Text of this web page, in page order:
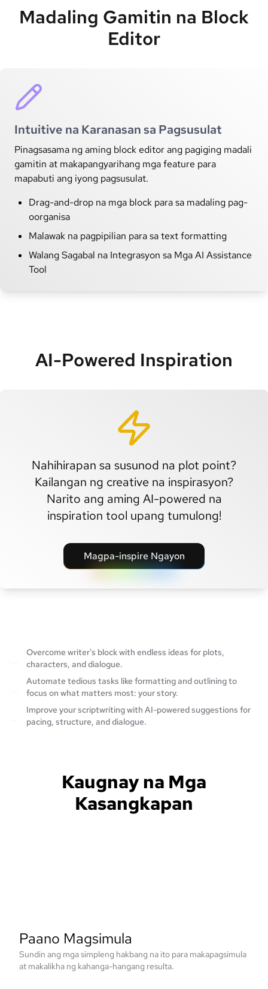
Madaling Gamitin na Block
Editor
Intuitive na Karanasan sa Pagsusulat
Pinagsasama ng aming block editor ang pagiging madali
gamitin at makapangyarihang mga feature para
mapabuti ang iyong pagsusulat.
Drag-and-drop na mga block para sa madaling pag-
oorganisa
Malawak na pagpipilian para sa text formatting
Walang Sagabal na Integrasyon sa Mga AI Assistance
Tool
AI-Powered Inspiration
Nahihirapan sa susunod na plot point?
Kailangan ng creative na inspirasyon?
Narito ang aming AI-powered na
inspiration tool upang tumulong!
Magpa-inspire Ngayon
Overcome writer's block with endless ideas for plots,
characters, and dialogue.
Automate tedious tasks like formatting and outlining to
focus on what matters most: your story.
Improve your scriptwriting with AI-powered suggestions for
pacing, structure, and dialogue.
Kaugnay na Mga
Kasangkapan
Paano Magsimula
Sundin ang mga simpleng hakbang na ito para makapagsimula
at makalikha ng kahanga-hangang resulta.